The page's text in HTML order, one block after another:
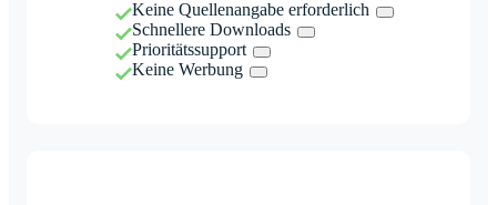
Keine Quellenangabe erforderlich
Schnellere Downloads
Prioritätssupport
Keine Werbung